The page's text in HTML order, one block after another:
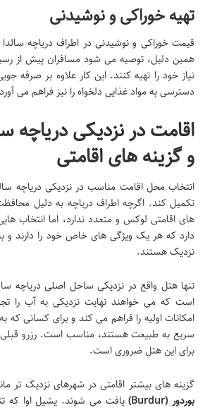
تهیه خوراکی و نوشیدنی
قیمت خوراکی و نوشیدنی در اطراف دریاچه
همین دلیل، توصیه می شود مسافران پیش از
نیاز خود را تهیه کنند. این کار علاوه بر صرفه
دسترسی به مواد غذایی دلخواه را نیز فراهم می
اقامت در نزدیکی دریاچه
و گزینه های اقامتی
انتخاب محل اقامت مناسب در نزدیکی دریاچه
تکمیل کند. اگرچه اطراف دریاچه به دلیل
های اقامتی لوکس و متعدد ندارد، اما انتخاب
دارد که هر یک ویژگی های خاص خود را دارند و
نزدیک هستند.
تنها هتل واقع در نزدیکی ساحل اصلی دریاچه
است که می خواهند نهایت نزدیکی به آب را
امکانات اولیه را فراهم می کند و برای کسانی
سریع به طبیعت هستند، مناسب است. رزرو
برای این هتل ضروری است.
گزینه های بیشتر اقامتی در شهرهای نزدیک تر
بوردور (Burdur)
یافت می شوند. یشیل اوا که